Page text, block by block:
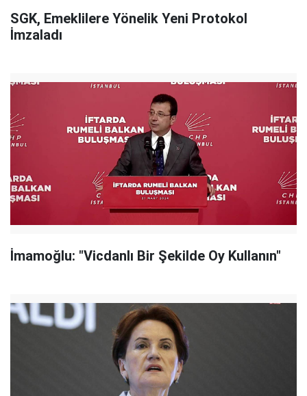
SGK, Emeklilere Yönelik Yeni Protokol
İmzaladı
İmamoğlu: "Vicdanlı Bir Şekilde Oy Kullanın"